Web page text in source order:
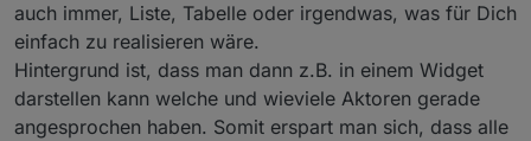
auch immer, Liste, Tabelle oder irgendwas, was für Dich
einfach zu realisieren wäre.
Hintergrund ist, dass man dann z.B. in einem Widget
darstellen kann welche und wieviele Aktoren gerade
angesprochen haben. Somit erspart man sich, dass alle